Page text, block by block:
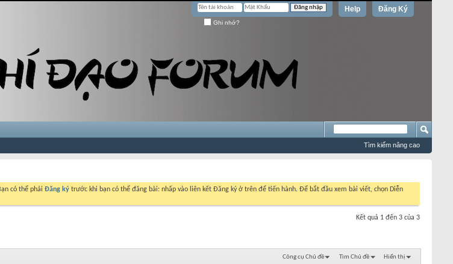
Đăng Ký
Help
Ghi nhớ?
Tìm kiếm nâng cao
có thể phải Đăng ký trước khi bạn có thể đăng bài: nhấp vào liên kết Đăng ký ở trên để tiến hành. Để bắt đầu xem bài viết, chọn Diễn
Kết quả 1 đến 3 của 3
Công cụ Chủ đề Tìm Chủ đề Hiển thị